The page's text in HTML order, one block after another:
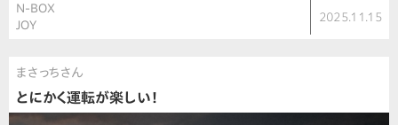
N-BOX
JOY
2025.11.15
まさっちさん
とにかく運転が楽しい！